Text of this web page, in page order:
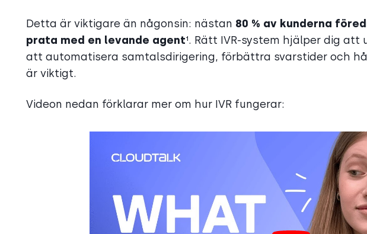
Detta är viktigare än någonsin: nästan 80 % av kunderna
prata med en levande agent¹. Rätt IVR-system hjälper dig
att automatisera samtalsdirigering, förbättra svarstider och
är viktigt.
Videon nedan förklarar mer om hur IVR fungerar: